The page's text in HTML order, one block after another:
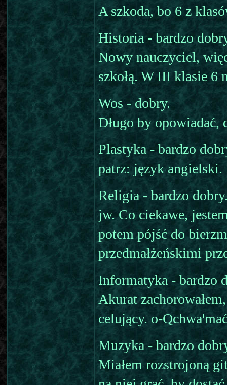
A szkoda, bo 6 z
Historia - bardzo
Nowy nauczyciel,
szkołą. W III klasie 6
Wos - dobry.
Długo by opowiadać,
Plastyka - bardzo
patrz: język angielski.
Religia - bardzo
jw. Co ciekawe,
potem pójść do
przedmałżeńskimi
Informatyka - bardzo
Akurat
celujący. o-
Muzyka - bardzo
Miałem rozstrojoną